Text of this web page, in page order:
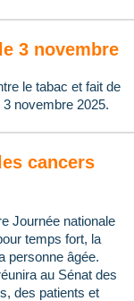
3 novembre
le tabac et fait de
novembre 2025.
cancers
Journée nationale
temps fort, la
personne âgée.
au Sénat des
des patients et